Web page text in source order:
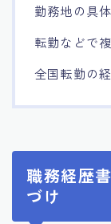
勤務地の具
転勤などで
全国転勤の
職務経歴
づけ